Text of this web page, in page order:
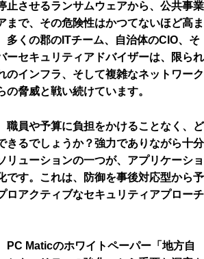
止させるランサムウェアから、公共事業
まで、その危険性はかつてないほど高ま
多くの郡のITチーム、自治体のCIO、そ
ーセキュリティアドバイザーは、限られ
のインフラ、そして複雑なネットワーク
の脅威と戦い続けています。
職員や予算に負担をかけることなく、ど
きるでしょうか？強力でありながら十分
リューションの一つが、アプリケーショ
です。これは、防御を事後対応型から予
ロアクティブなセキュリティアプローチ
PC Maticのホワイトペーパー「地方自